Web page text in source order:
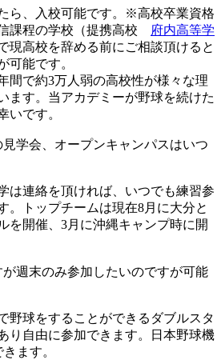
ら、入校可能です。※高校卒業資格
課程の学校（提携高校
府内高等学
現高校を辞める前にご相談頂けると
可能です。
間で約3万人弱の高校性が様々な理
ます。当アカデミーが野球を続けた
いです。
学会、オープンキャンパスはいつ
は連絡を頂ければ、いつでも練習参
。トップチームは現在8月に大分と
を開催、3月に沖縄キャンプ時に開
週末のみ参加したいのですが可能
野球をすることができるダブルスタ
り自由に参加できます。日本野球機
ます。